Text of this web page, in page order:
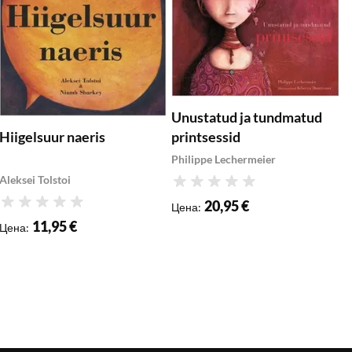
Hiigelsuur naeris
Aleksei Tolstoi
Рейтинг
Цена: 11,95 €
Unustatud ja tundmatud
printsessid
Philippe Lechermeier
Рейтинг
Цена: 20,95 €